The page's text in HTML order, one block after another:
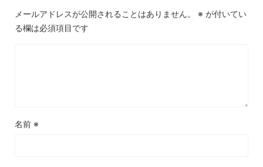
メールアドレスが公開されることはありません。 ※ が付いてい
る欄は必須項目です
名前 ※